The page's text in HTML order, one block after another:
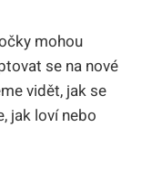
mohou
se na nové
vidět, jak se
jak loví nebo